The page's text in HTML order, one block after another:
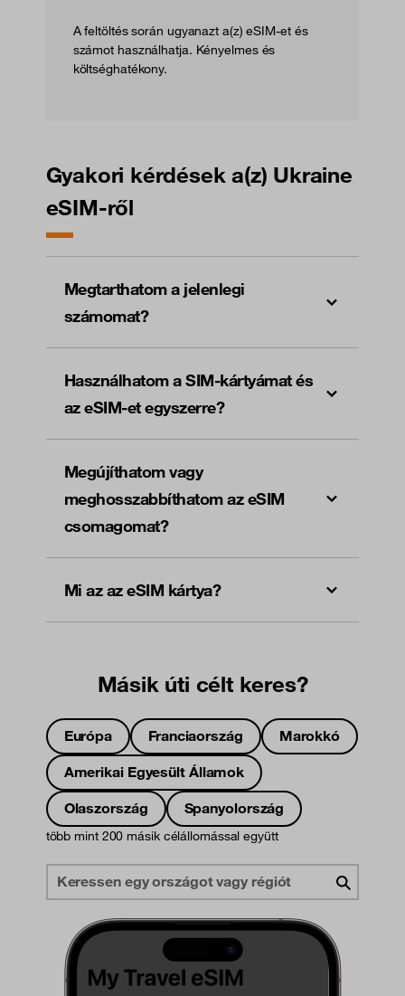
A feltöltés során ugyanazt a(z) eSIM-et és
számot használhatja. Kényelmes és
költséghatékony.
Gyakori kérdések a(z) Ukraine
eSIM-ről
Megtarthatom a jelenlegi
számomat?
Használhatom a SIM-kártyámat és
az eSIM-et egyszerre?
Megújíthatom vagy
meghosszabbíthatom az eSIM
csomagomat?
Mi az az eSIM kártya?
Másik úti célt keres?
Európa Franciaország
Marokkó
Amerikai Egyesült Államok
Olaszország
Spanyolország
több mint 200 másik célállomással együtt